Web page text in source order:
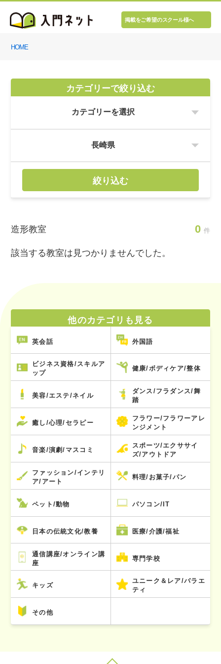
掲載をご希望のスクール様へ
HOME
カテゴリーで絞り込む
絞り込む
造形教室 0 件
該当する教室は見つかりませんでした。
他のカテゴリも見る
英会話 外国語
ビジネス資格/スキルア
ップ
健康/ボディケア/整体
美容/エステ/ネイル
ダンス/フラダンス/舞
踏
癒し/心理/セラピー
フラワー/フラワーアレ
ンジメント
音楽/演劇/マスコミ
スポーツ/エクササイ
ズ/アウトドア
ファッション/インテリ
ア/アート
料理/お菓子/パン
ペット/動物 パソコン/IT
日本の伝統文化/教養 医療/介護/福祉
通信講座/オンライン講
座
専門学校
キッズ
ユニーク＆レア/バラエ
ティ
その他